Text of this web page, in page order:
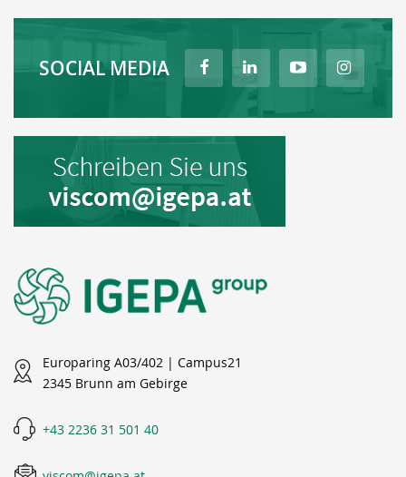
SOCIAL MEDIA
Europaring A03/402 | Campus21
2345 Brunn am Gebirge
+43 2236 31 501 40